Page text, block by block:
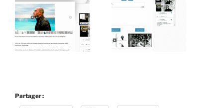
Partager :